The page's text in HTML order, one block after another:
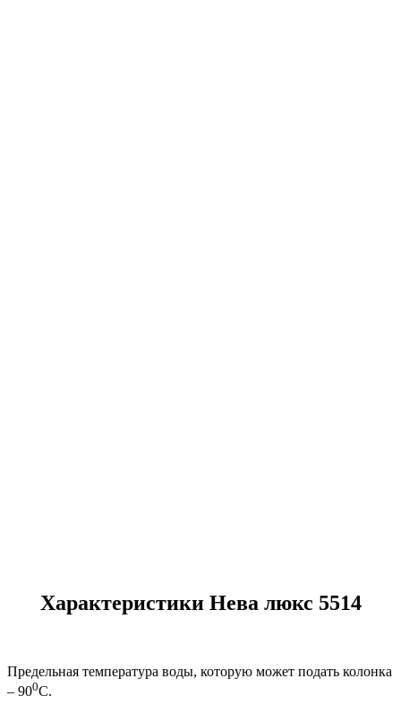
Характеристики Нева люкс 5514
Предельная температура воды, которую может подать колонка
– 900С.